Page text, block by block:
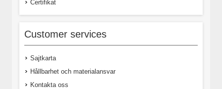
Certifikat
Customer services
Sajtkarta
Hållbarhet och materialansvar
Kontakta oss